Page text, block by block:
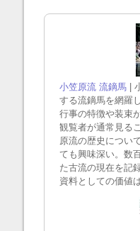
小笠原流 流鏑馬|
する流鏑馬を網羅
行事の特徴や装束
観覧者が通常見る
原流の歴史につい
ても興味深い。数
た古流の現在を記
資料としての価値